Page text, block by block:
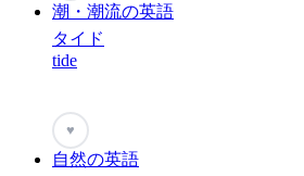
潮・潮流の英語
タイド
tide
♥
自然の英語